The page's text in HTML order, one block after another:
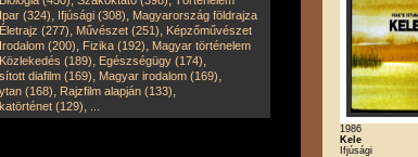
Ipar (324), Ifjúsági (308), Magyarország földrajza
Életrajz (277), Művészet (251), Képzőművészet
Irodalom (200), Fizika (192), Magyar történelem
Közlekedés (189), Egészségügy (174),
diafilm (169), Magyar irodalom (169),
(168), Rajzfilm alapján (133),
(129),
1986
Kele
Ifjúsági